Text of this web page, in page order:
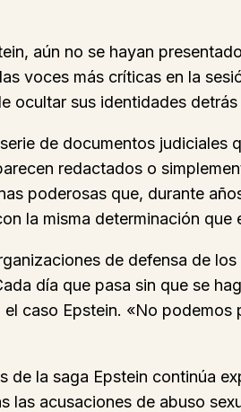
aún no se hayan
voces más críticas en la
ocultar sus identidades
de documentos
redactados o
poderosas que, durante
la misma determinación que
de defensa de
día que pasa sin que se
caso Epstein. «No
la saga Epstein continúa
acusaciones de abuso